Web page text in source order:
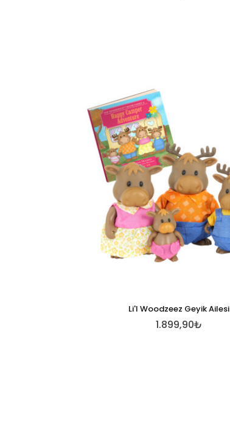
Li'l Woodzeez Geyik Ailesi
1.899,90₺